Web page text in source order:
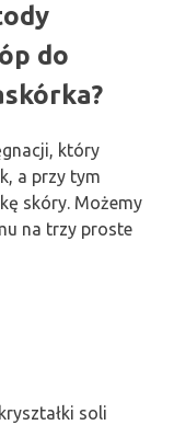
do
który
a przy tym
skóry. Możemy
na trzy proste
soli